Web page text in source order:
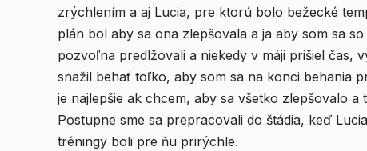
zrýchlením a aj Lucia, pre ktorú bolo bežecké
plán bol aby sa ona zlepšovala a ja aby som sa
pozvoľna predlžovali a niekedy v máji prišiel čas,
snažil behať toľko, aby som sa na konci behania
je najlepšie ak chcem, aby sa všetko zlepšovalo
Postupne sme sa prepracovali do štádia, keď
tréningy boli pre ňu prirýchle.